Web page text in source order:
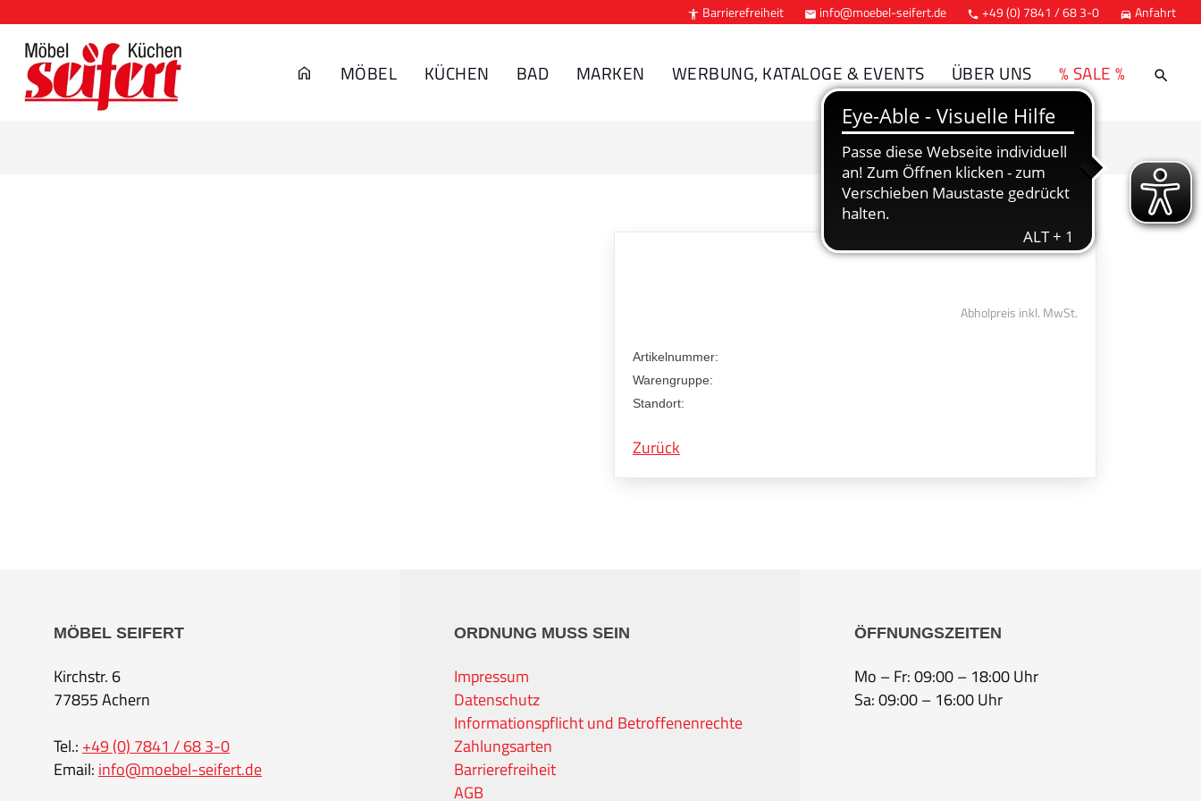
 Barrierefreiheit  info@moebel-seifert.de  +49 (0) 7841 / 68 3-0  Anfahrt
MÖBEL KÜCHEN BAD MARKEN WERBUNG, KATALOGE & EVENTS ÜBER UNS % SALE %
Abholpreis inkl. MwSt.
Artikelnummer:
Warengruppe:
Standort:
Zurück
MÖBEL SEIFERT
Kirchstr. 6
77855 Achern
Tel.: +49 (0) 7841 / 68 3-0
Email: info@moebel-seifert.de
ORDNUNG MUSS SEIN
Impressum
Datenschutz
Informationspflicht und Betroffenenrechte
Zahlungsarten
Barrierefreiheit
AGB
ÖFFNUNGSZEITEN
Mo – Fr: 09:00 – 18:00 Uhr
Sa: 09:00 – 16:00 Uhr